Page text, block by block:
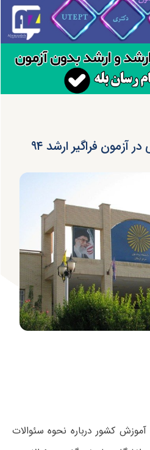
آزمون فراگیر ارشد ۹۴
کشور درباره نحوه سئوالات